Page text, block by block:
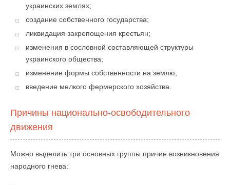
украинских землях;
создание собственного государства;
ликвидация закрепощения крестьян;
изменения в сословной составляющей структуры
украинского общества;
изменение формы собственности на землю;
введение мелкого фермерского хозяйства.
Причины национально-освободительного
движения
Можно выделить три основных группы причин возникновения
народного гнева: